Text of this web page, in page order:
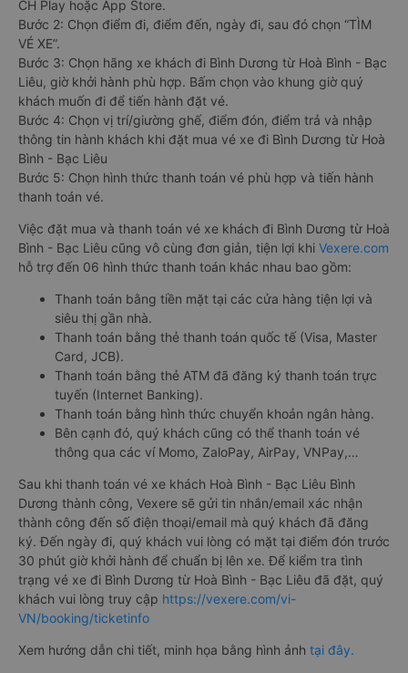
CH Play hoặc App Store.
Bước 2: Chọn điểm đi, điểm đến, ngày đi, sau đó chọn “TÌM
VÉ XE”.
Bước 3: Chọn hãng xe khách đi Bình Dương từ Hoà Bình - Bạc
Liêu, giờ khởi hành phù hợp. Bấm chọn vào khung giờ quý
khách muốn đi để tiến hành đặt vé.
Bước 4: Chọn vị trí/giường ghế, điểm đón, điểm trả và nhập
thông tin hành khách khi đặt mua vé xe đi Bình Dương từ Hoà
Bình - Bạc Liêu
Bước 5: Chọn hình thức thanh toán vé phù hợp và tiến hành
thanh toán vé.
Việc đặt mua và thanh toán vé xe khách đi Bình Dương từ Hoà
Bình - Bạc Liêu cũng vô cùng đơn giản, tiện lợi khi Vexere.com
hỗ trợ đến 06 hình thức thanh toán khác nhau bao gồm:
Thanh toán bằng tiền mặt tại các cửa hàng tiện lợi và
siêu thị gần nhà.
Thanh toán bằng thẻ thanh toán quốc tế (Visa, Master
Card, JCB).
Thanh toán bằng thẻ ATM đã đăng ký thanh toán trực
tuyến (Internet Banking).
Thanh toán bằng hình thức chuyển khoản ngân hàng.
Bên cạnh đó, quý khách cũng có thể thanh toán vé
thông qua các ví Momo, ZaloPay, AirPay, VNPay,…
Sau khi thanh toán vé xe khách Hoà Bình - Bạc Liêu Bình
Dương thành công, Vexere sẽ gửi tin nhắn/email xác nhận
thành công đến số điện thoại/email mà quý khách đã đăng
ký. Đến ngày đi, quý khách vui lòng có mặt tại điểm đón trước
30 phút giờ khởi hành để chuẩn bị lên xe. Để kiểm tra tình
trạng vé xe đi Bình Dương từ Hoà Bình - Bạc Liêu đã đặt, quý
khách vui lòng truy cập https://vexere.com/vi-
VN/booking/ticketinfo
Xem hướng dẫn chi tiết, minh họa bằng hình ảnh tại đây.